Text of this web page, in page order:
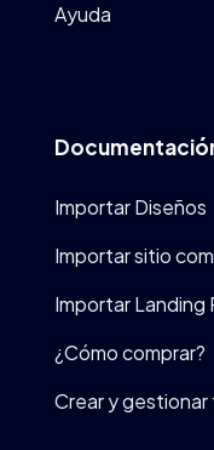
Ayuda
Importar Diseños
Importar sitio
Importar Landing
¿Cómo comprar?
Crear y gestionar